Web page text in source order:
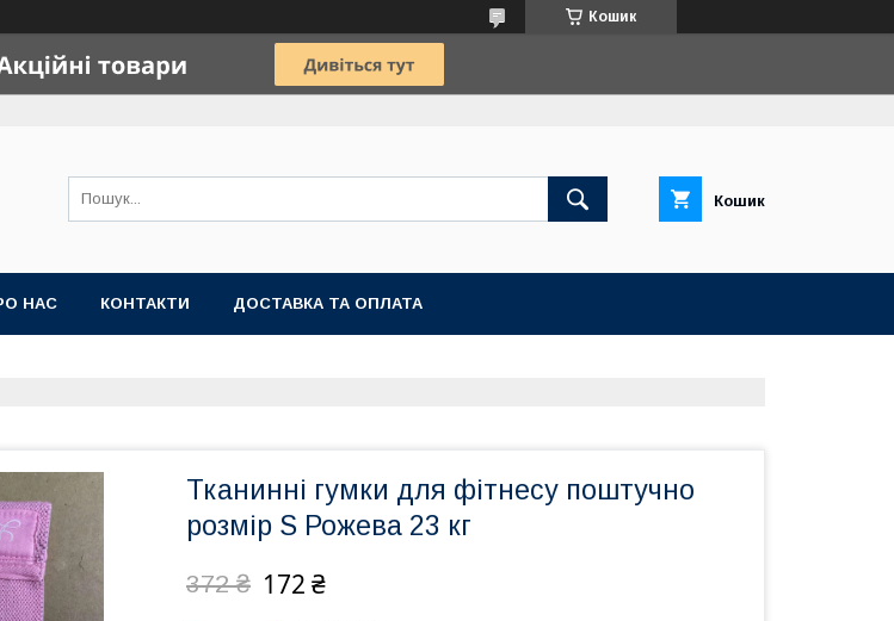
Кошик
Кошик
НАС КОНТАКТИ ДОСТАВКА ТА ОПЛАТА
Тканинні гумки для фітнесу поштучно
розмір S Рожева 23 кг
372 ₴ 172 ₴